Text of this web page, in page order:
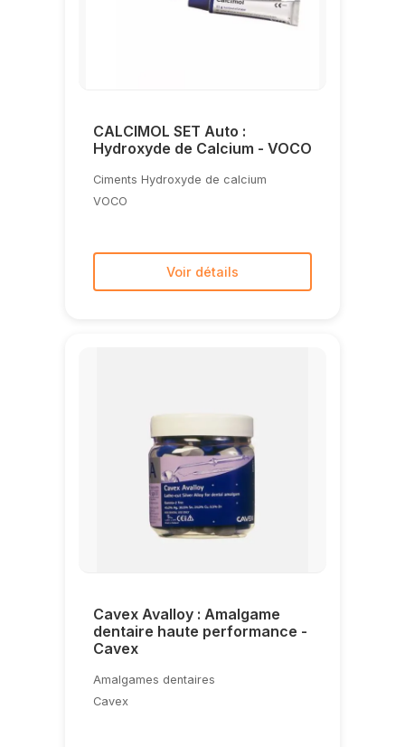
CALCIMOL SET Auto :
Hydroxyde de Calcium - VOCO
Ciments Hydroxyde de calcium
VOCO
Voir détails
Cavex Avalloy : Amalgame
dentaire haute performance -
Cavex
Amalgames dentaires
Cavex